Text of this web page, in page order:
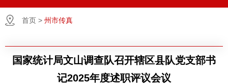
首页 > 州市传真
国家统计局文山调查队召开辖区县队党支部书
记2025年度述职评议会议